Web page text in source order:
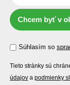
Chcem byť v
Súhlasím so
Tieto stránky sú
údajov a podmienky